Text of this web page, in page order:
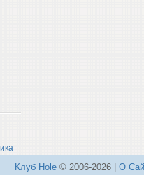
Клуб Hole© 2006-2026 | О